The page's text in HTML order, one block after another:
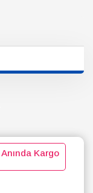
Anında Kargo